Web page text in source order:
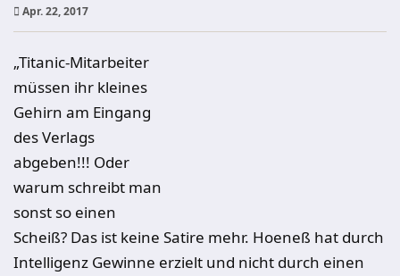
Apr. 22, 2017
„Titanic-Mitarbeiter
müssen ihr kleines
Gehirn am Eingang
des Verlags
abgeben!!! Oder
warum schreibt man
sonst so einen
Scheiß? Das ist keine Satire mehr. Hoeneß hat durch
Intelligenz Gewinne erzielt und nicht durch einen